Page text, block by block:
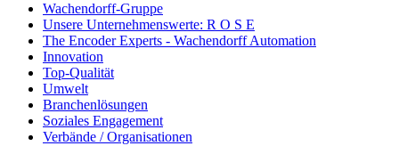
Wachendorff-Gruppe
Unsere Unternehmenswerte: R O S E
The Encoder Experts - Wachendorff Automation
Innovation
Top-Qualität
Umwelt
Branchenlösungen
Soziales Engagement
Verbände / Organisationen